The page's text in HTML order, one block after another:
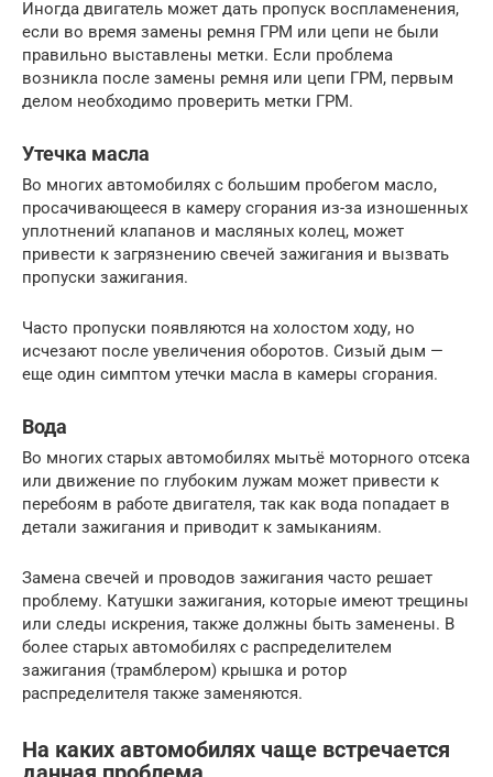
Иногда двигатель может дать пропуск воспламенения,
если во время замены ремня ГРМ или цепи не были
правильно выставлены метки. Если проблема
возникла после замены ремня или цепи ГРМ, первым
делом необходимо проверить метки ГРМ.
Утечка масла
Во многих автомобилях с большим пробегом масло,
просачивающееся в камеру сгорания из-за изношенных
уплотнений клапанов и масляных колец, может
привести к загрязнению свечей зажигания и вызвать
пропуски зажигания.
Часто пропуски появляются на холостом ходу, но
исчезают после увеличения оборотов. Сизый дым —
еще один симптом утечки масла в камеры сгорания.
Вода
Во многих старых автомобилях мытьё моторного отсека
или движение по глубоким лужам может привести к
перебоям в работе двигателя, так как вода попадает в
детали зажигания и приводит к замыканиям.
Замена свечей и проводов зажигания часто решает
проблему. Катушки зажигания, которые имеют трещины
или следы искрения, также должны быть заменены. В
более старых автомобилях с распределителем
зажигания (трамблером) крышка и ротор
распределителя также заменяются.
На каких автомобилях чаще встречается